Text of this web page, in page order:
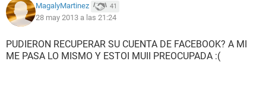
MagalyMartinez 41
28 may 2013 a las 21:24
PUDIERON RECUPERAR SU CUENTA DE FACEBOOK? A MI
ME PASA LO MISMO Y ESTOI MUII PREOCUPADA :(